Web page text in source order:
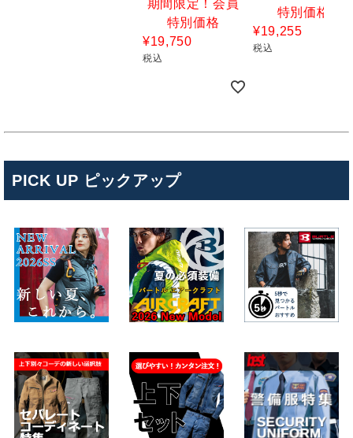
期間限定！会員
特別価格
¥19,750
税込
特別価格
¥19,255
税込
PICK UP ピックアップ